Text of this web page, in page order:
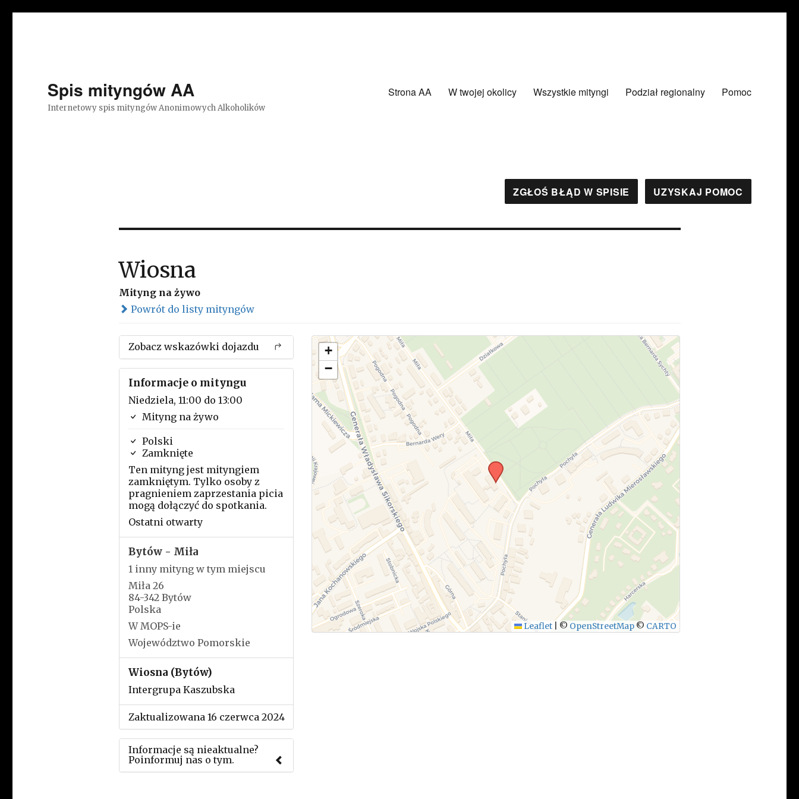
Spis mityngów AA
Internetowy spis mityngów Anonimowych Alkoholików
Strona AA W twojej okolicy Wszystkie mityngi Podział regionalny Pomoc
ZGŁOŚ BŁĄD W SPISIE UZYSKAJ POMOC
Wiosna
Mityng na żywo
Powrót do listy mityngów
Zobacz wskazówki dojazdu
Informacje o mityngu
Niedziela, 11:00 do 13:00
Mityng na żywo
Polski
Zamknięte
Ten mityng jest mityngiem
zamkniętym. Tylko osoby z
pragnieniem zaprzestania picia
mogą dołączyć do spotkania.
Ostatni otwarty
Bytów - Miła
1 inny mityng w tym miejscu
Miła 26
84-342 Bytów
Polska
W MOPS-ie
Województwo Pomorskie
Wiosna (Bytów)
Intergrupa Kaszubska
Zaktualizowana 16 czerwca 2024
Informacje są nieaktualne?
Poinformuj nas o tym.
+
−
Leaflet © OpenStreetMap © CARTO